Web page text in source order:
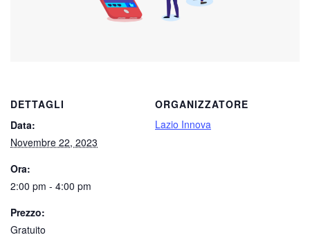
DETTAGLI
Data:
Novembre 22, 2023
Ora:
2:00 pm - 4:00 pm
Prezzo:
Gratuito
ORGANIZZATORE
Lazio Innova